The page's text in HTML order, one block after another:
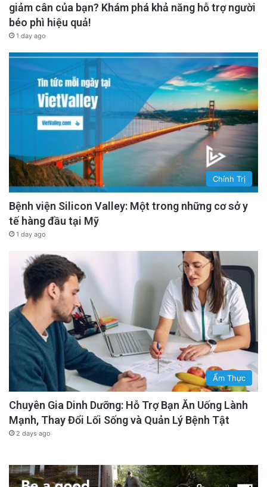
giảm cân của bạn? Khám phá khả năng hỗ trợ người
béo phì hiệu quả!
1 day ago
Chính Trị
Bệnh viện Silicon Valley: Một trong những cơ sở y
tế hàng đầu tại Mỹ
1 day ago
Ẩm Thực
Chuyên Gia Dinh Dưỡng: Hỗ Trợ Bạn Ăn Uống Lành
Mạnh, Thay Đổi Lối Sống và Quản Lý Bệnh Tật
2 days ago